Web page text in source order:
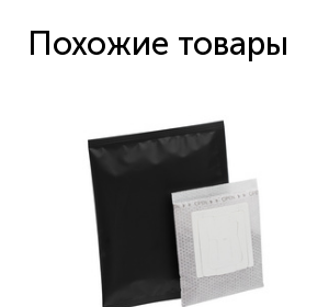
Похожие товары